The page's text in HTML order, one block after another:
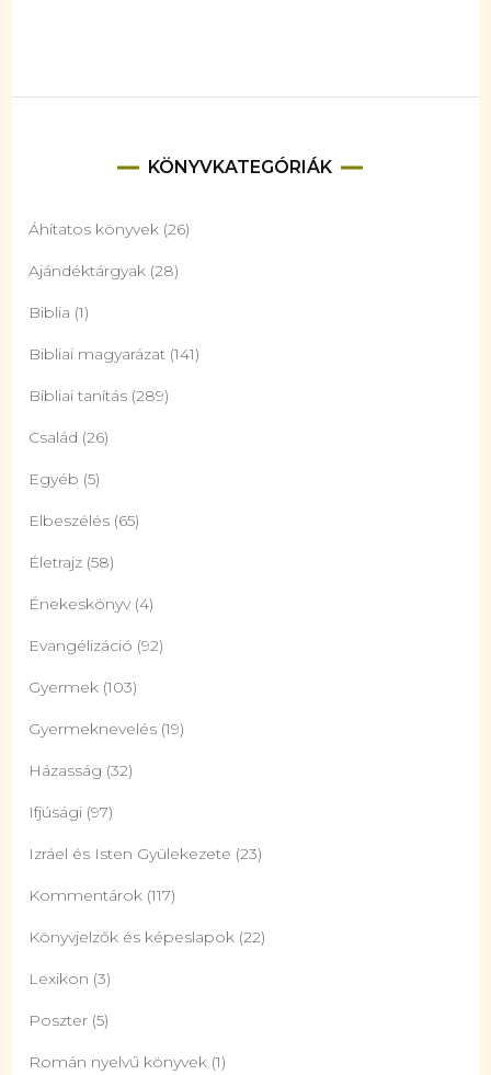
KÖNYVKATEGÓRIÁK
Áhítatos könyvek (26)
Ajándéktárgyak (28)
Biblia (1)
Bibliai magyarázat (141)
Bibliai tanítás (289)
Család (26)
Egyéb (5)
Elbeszélés (65)
Életrajz (58)
Énekeskönyv (4)
Evangélizáció (92)
Gyermek (103)
Gyermeknevelés (19)
Házasság (32)
Ifjúsági (97)
Izráel és Isten Gyülekezete (23)
Kommentárok (117)
Könyvjelzők és képeslapok (22)
Lexikon (3)
Poszter (5)
Román nyelvű könyvek (1)